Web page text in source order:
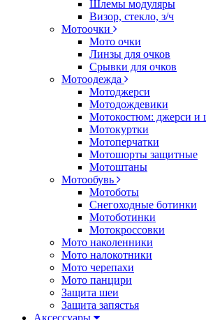
Шлемы модуляры
Визор, стекло, з/ч
Мотоочки
Мото очки
Линзы для очков
Срывки для очков
Мотоодежда
Мотоджерси
Мотодождевики
Мотокостюм: джерси и
Мотокуртки
Мотоперчатки
Мотошорты защитные
Мотоштаны
Мотообувь
Мотоботы
Снегоходные ботинки
Мотоботинки
Мотокроссовки
Мото наколенники
Мото налокотники
Мото черепахи
Мото панцири
Защита шеи
Защита запястья
Аксессуары